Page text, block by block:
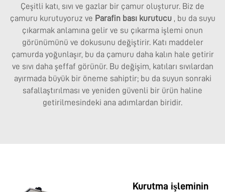
Çeşitli katı, sıvı ve gazlar bir çamur oluşturur. Biz de
çamuru kurutuyoruz ve Parafin bası kurutucu , bu da suyu
çıkarmak anlamına gelir ve su çıkarma işlemi onun
görünümünü ve dokusunu değiştirir. Katı maddeler
çamurda yoğunlaşır, bu da çamuru daha kalın hale getirir
ve sıvı daha şeffaf görünür. Bu değişim, katıları sıvılardan
ayırmada büyük bir öneme sahiptir; bu da suyun sonraki
safallaştırılması ve yeniden güvenli bir ürün haline
getirilmesindeki ana adımlardan biridir.
Kurutma işleminin